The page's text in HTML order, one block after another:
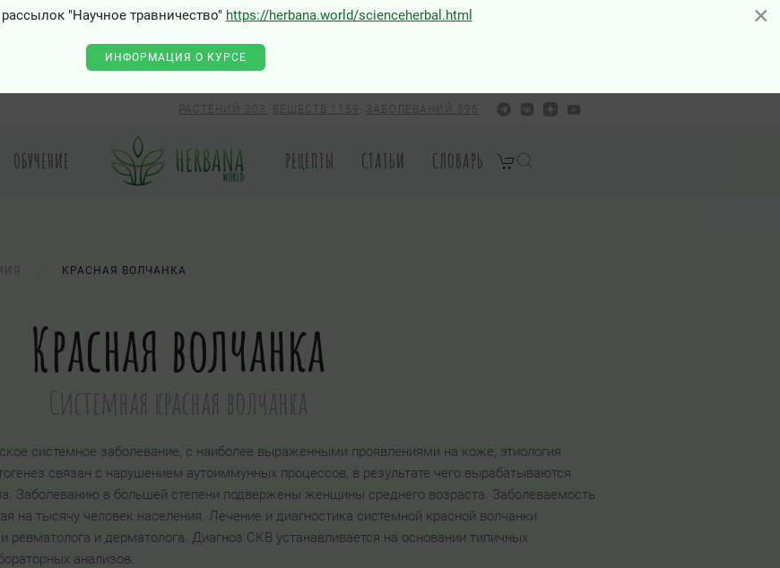
×
"Научное травничество" https://herbana.world/scienceherbal.html
ИНФОРМАЦИЯ О КУРСЕ
РАСТЕНИЙ 303 ВЕЩЕСТВ 1159 ЗАБОЛЕВАНИЙ 596
ОБУЧЕНИЕ РЕЦЕПТЫ СТАТЬИ СЛОВАРЬ
КРАСНАЯ ВОЛЧАНКА
Красная волчанка
Системная красная волчанка
системное заболевание, с наиболее выраженными проявлениями на коже; этиология
связан с нарушением аутоиммунных процессов, в результате чего вырабатываются
Заболеванию в большей степени подвержены женщины среднего возраста. Заболеваемость
на тысячу человек населения. Лечение и диагностика системной красной волчанки
и дерматолога. Диагноз СКВ устанавливается на основании типичных
анализов.
×